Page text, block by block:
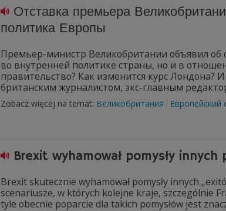
Отставка премьера
политика Европы
Премьер-министр Великобритании объявил об
во внутренней политике страны, но и в
правительство? Как изменится курс Лондона?
британским журналистом, экс-главным
Zobacz więcej na temat: Великобритания Европейский
Brexit wyhamował pomysły
Brexit skutecznie wyhamował pomysły innych
scenariusze, w których kolejne kraje, szczególnie
tyle obecnie poparcie dla takich pomysłów jest